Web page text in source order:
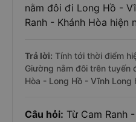
nằm đôi đi Long Hồ -
Ranh - Khánh Hòa hiện
Trả lời: Tính tới thời điểm
Giường nằm đôi trên tuyến
Hòa - Long Hồ - Vĩnh Long
Câu hỏi: Từ Cam Ranh